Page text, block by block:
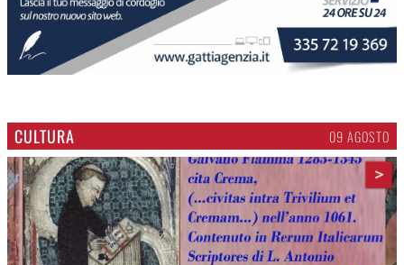
CULTURA 09 AGOSTO
>